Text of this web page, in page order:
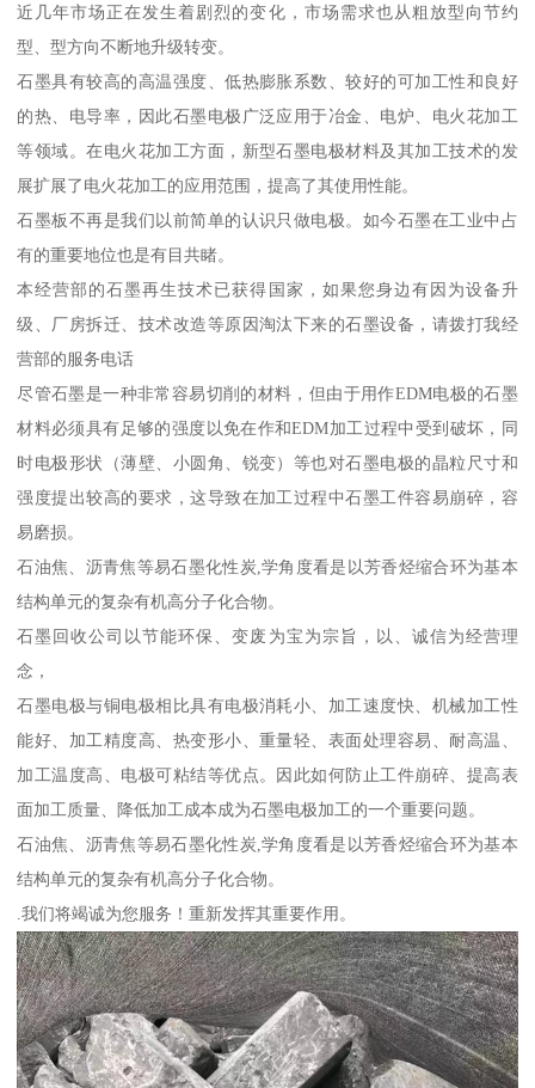
近几年市场正在发生着剧烈的变化，市场需求也从粗放型向节约
型、型方向不断地升级转变。
石墨具有较高的高温强度、低热膨胀系数、较好的可加工性和良好
的热、电导率，因此石墨电极广泛应用于冶金、电炉、电火花加工
等领域。在电火花加工方面，新型石墨电极材料及其加工技术的发
展扩展了电火花加工的应用范围，提高了其使用性能。
石墨板不再是我们以前简单的认识只做电极。如今石墨在工业中占
有的重要地位也是有目共睹。
本经营部的石墨再生技术已获得国家，如果您身边有因为设备升
级、厂房拆迁、技术改造等原因淘汰下来的石墨设备，请拨打我经
营部的服务电话
尽管石墨是一种非常容易切削的材料，但由于用作EDM电极的石墨
材料必须具有足够的强度以免在作和EDM加工过程中受到破坏，同
时电极形状（薄壁、小圆角、锐变）等也对石墨电极的晶粒尺寸和
强度提出较高的要求，这导致在加工过程中石墨工件容易崩碎，容
易磨损。
石油焦、沥青焦等易石墨化性炭,学角度看是以芳香烃缩合环为基本
结构单元的复杂有机高分子化合物。
石墨回收公司以节能环保、变废为宝为宗旨，以、诚信为经营理
念，
石墨电极与铜电极相比具有电极消耗小、加工速度快、机械加工性
能好、加工精度高、热变形小、重量轻、表面处理容易、耐高温、
加工温度高、电极可粘结等优点。因此如何防止工件崩碎、提高表
面加工质量、降低加工成本成为石墨电极加工的一个重要问题。
石油焦、沥青焦等易石墨化性炭,学角度看是以芳香烃缩合环为基本
结构单元的复杂有机高分子化合物。
.我们将竭诚为您服务！重新发挥其重要作用。